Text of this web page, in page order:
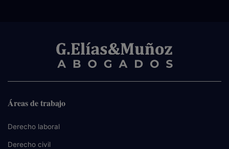
Áreas de trabajo
Derecho laboral
Derecho civil